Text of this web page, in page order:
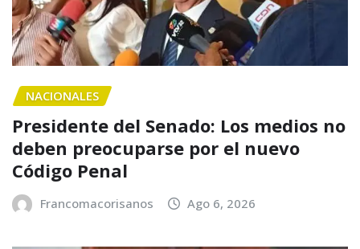
NACIONALES
Presidente del Senado: Los medios no
deben preocuparse por el nuevo
Código Penal
Francomacorisanos Ago 6, 2026